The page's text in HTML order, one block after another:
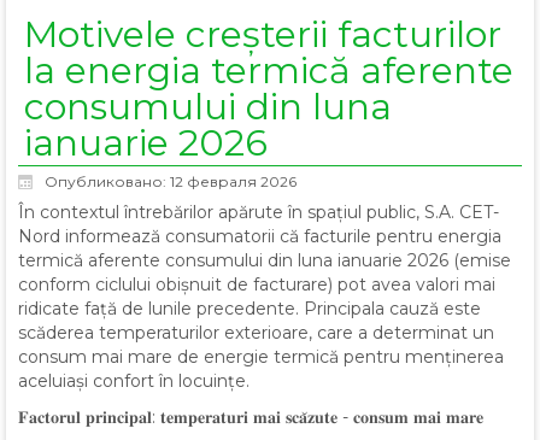
Motivele creșterii facturilor
la energia termică aferente
consumului din luna
ianuarie 2026
Опубликовано: 12 февраля 2026
În contextul întrebărilor apărute în spațiul public, S.A. CET-
Nord informează consumatorii că facturile pentru energia
termică aferente consumului din luna ianuarie 2026 (emise
conform ciclului obișnuit de facturare) pot avea valori mai
ridicate față de lunile precedente. Principala cauză este
scăderea temperaturilor exterioare, care a determinat un
consum mai mare de energie termică pentru menținerea
aceluiași confort în locuințe.
𝐅𝐚𝐜𝐭𝐨𝐫𝐮𝐥 𝐩𝐫𝐢𝐧𝐜𝐢𝐩𝐚𝐥: 𝐭𝐞𝐦𝐩𝐞𝐫𝐚𝐭𝐮𝐫𝐢 𝐦𝐚𝐢 𝐬𝐜𝐚̆𝐳𝐮𝐭𝐞 - 𝐜𝐨𝐧𝐬𝐮𝐦 𝐦𝐚𝐢 𝐦𝐚𝐫𝐞